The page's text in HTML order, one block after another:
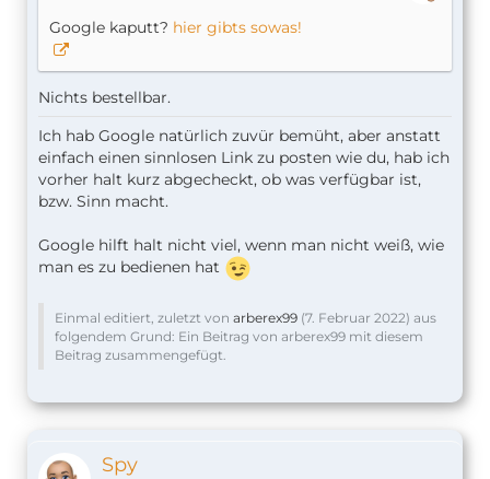
Google kaputt? hier gibts sowas!
Nichts bestellbar.
Ich hab Google natürlich zuvür bemüht, aber anstatt
einfach einen sinnlosen Link zu posten wie du, hab ich
vorher halt kurz abgecheckt, ob was verfügbar ist,
bzw. Sinn macht.
Google hilft halt nicht viel, wenn man nicht weiß, wie
man es zu bedienen hat
Einmal editiert, zuletzt von arberex99 (7. Februar 2022) aus
folgendem Grund: Ein Beitrag von arberex99 mit diesem
Beitrag zusammengefügt.
Spy